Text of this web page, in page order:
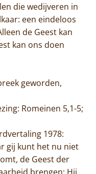
die wedijveren in
een eindeloos
de Geest kan
kan ons doen
geworden,
Romeinen 5,1-5;
1978:
gij kunt het nu niet
de Geest der